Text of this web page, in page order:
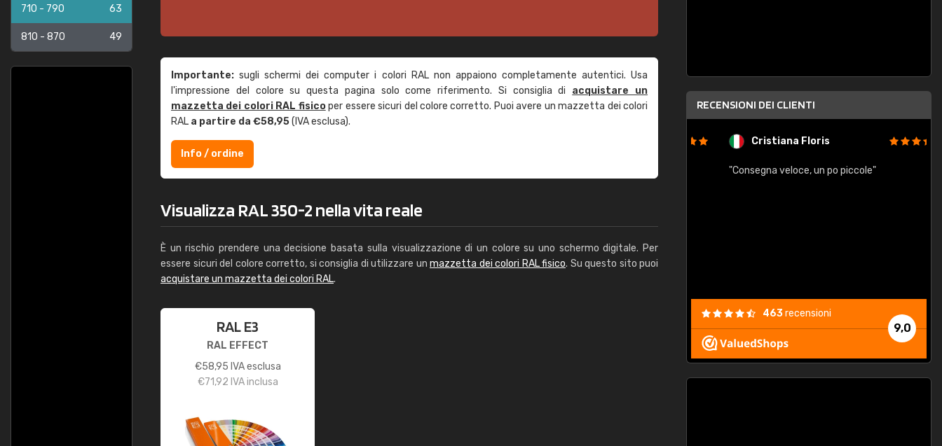
710 - 790 63
810 - 870 49
Importante: sugli schermi dei computer i colori RAL non appaiono completamente autentici. Usa
l'impressione del colore su questa pagina solo come riferimento. Si consiglia di acquistare un
mazzetta dei colori RAL fisicoper essere sicuri del colore corretto. Puoi avere un mazzetta dei colori
RAL a partire da €58,95(IVA esclusa).
Info / ordine
Visualizza RAL 350-2 nella vita reale
È un rischio prendere una decisione basata sulla visualizzazione di un colore su uno schermo digitale. Per
essere sicuri del colore corretto, si consiglia di utilizzare un mazzetta dei colori RAL fisico. Su questo sito puoi
acquistare un mazzetta dei colori RAL.
RAL E3
RAL EFFECT
€58,95 IVA esclusa
€71,92 IVA inclusa
RECENSIONI DEI CLIENTI
Cristiana Floris
"Consegna veloce, un po piccole"
9,0
463recensioni